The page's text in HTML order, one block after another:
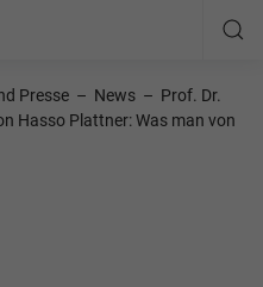
Presse – News – Prof. Dr.
Hasso Plattner: Was man von